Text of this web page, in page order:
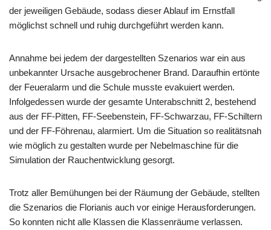
der jeweiligen Gebäude, sodass dieser Ablauf im Ernstfall
möglichst schnell und ruhig durchgeführt werden kann.
Annahme bei jedem der dargestellten Szenarios war ein aus
unbekannter Ursache ausgebrochener Brand. Daraufhin ertönte
der Feueralarm und die Schule musste evakuiert werden.
Infolgedessen wurde der gesamte Unterabschnitt 2, bestehend
aus der FF-Pitten, FF-Seebenstein, FF-Schwarzau, FF-Schiltern
und der FF-Föhrenau, alarmiert. Um die Situation so realitätsnah
wie möglich zu gestalten wurde per Nebelmaschine für die
Simulation der Rauchentwicklung gesorgt.
Trotz aller Bemühungen bei der Räumung der Gebäude, stellten
die Szenarios die Florianis auch vor einige Herausforderungen.
So konnten nicht alle Klassen die Klassenräume verlassen.